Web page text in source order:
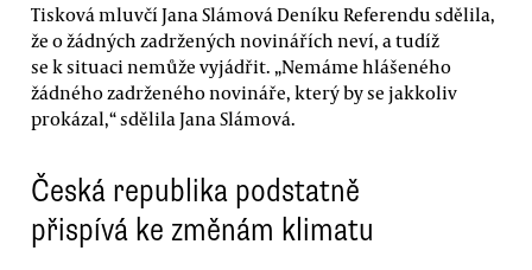
Tisková mluvčí Jana Slámová Deníku Referendu sdělila,
že o žádných zadržených novinářích neví, a tudíž
se k situaci nemůže vyjádřit. „Nemáme hlášeného
žádného zadrženého novináře, který by se jakkoliv
prokázal,“ sdělila Jana Slámová.
Česká republika podstatně
přispívá ke změnám klimatu